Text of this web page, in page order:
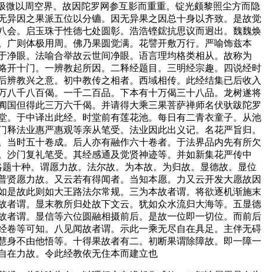
以周空界。故因陀罗网参互影而重重。锭光颇黎照尘方而隐
因之果派五位以分镳。因无异果之因总十身以齐致。是故觉
。启玉珠于性德七处圆彰。浩浩铿鋐抗思议而迥出。魏魏焕
则体极用周。佛乃果圆觉满。花譬开敷万行。严喻饰兹本
眼。法喻合举故云世间净眼。语言理均格类相从。故称为
十门。一辨教起所因。二释经题目。三明经宗趣。四说经时
教兴之意。初中教传之相者。西域相传。此经结集已后收入
千八百偈。一千二百品。下本有十万偈三十八品。龙树遂将
但得此三万六千偈。并请得大乘三果菩萨禅师名伏驮跋陀罗
于中译出此经。时堂前有莲花池。每日有二青衣童子。从池
法业惠严惠观等亲从笔受。法业因此出义记。名花严旨归。
时五十卷成。后人亦有融作六十卷者。于法界品内先有所欠
门复礼笔受。其经感通及觉贤神迹等。并如新集花严传中
十种。谓愿力故。法尔故。为本故。为归故。显德故。显位
愿力故。又云若有得闻者。当知本愿。力又云开发大愿故因
故此则如大王路法尔常规。三为本故者谓。将欲逐机渐施末
谓。显末教所归处故下文云。犹如众水流归大海等。五显德
谓。显信等六位圆融相摄前后。是故一位即一切位。而前后
等可知。八见闻故者谓。示此一乘无尽自在具足。主伴无碍
不由他悟等。十得果故者有二。初断果谓除障故。即一障一
在力故。令此经教依无住本而建立也